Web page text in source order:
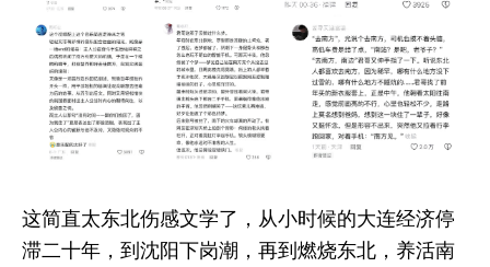
这简直太东北伤感文学了，从小时候的大连经济停
滞二十年，到沈阳下岗潮，再到燃烧东北，养活南